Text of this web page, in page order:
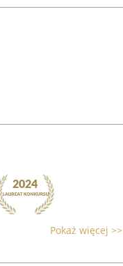
Pokaż więcej >>